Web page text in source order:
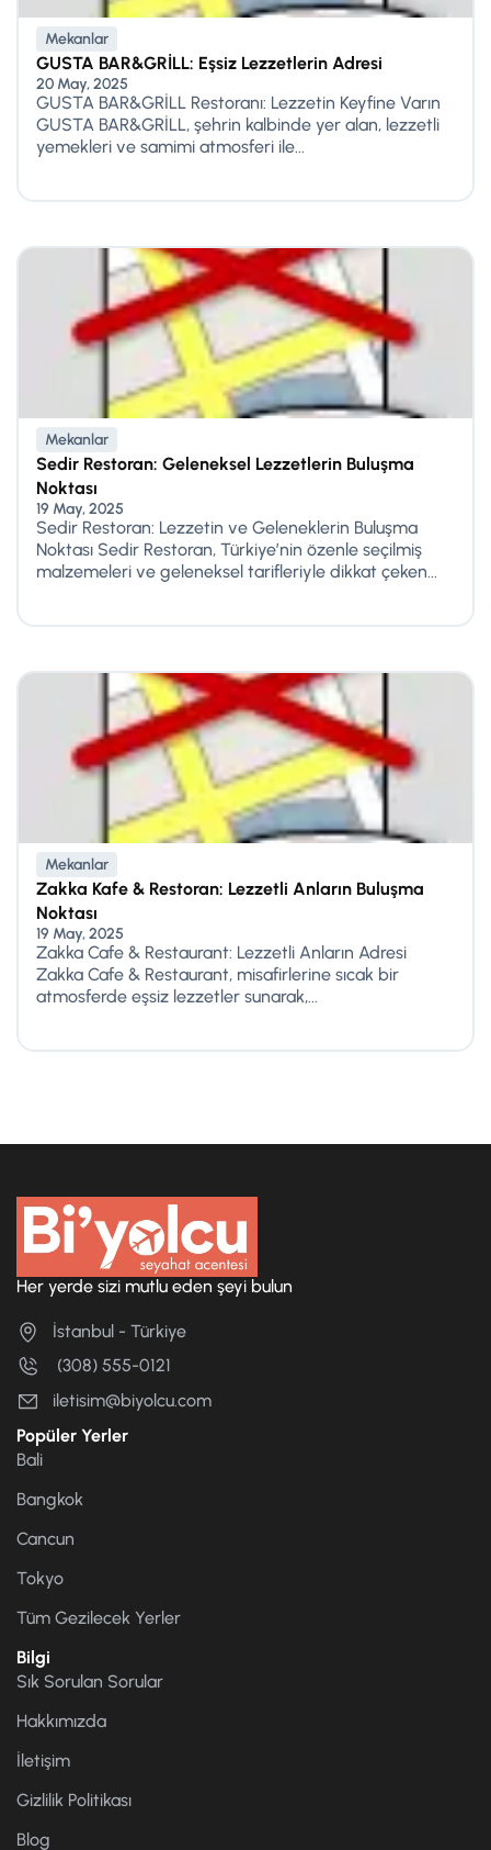
Mekanlar
GUSTA BAR&GRİLL: Eşsiz Lezzetlerin Adresi
20 May, 2025
GUSTA BAR&GRİLL Restoranı: Lezzetin Keyfine Varın
GUSTA BAR&GRİLL, şehrin kalbinde yer alan, lezzetli
yemekleri ve samimi atmosferi ile...
Mekanlar
Sedir Restoran: Geleneksel Lezzetlerin Buluşma
Noktası
19 May, 2025
Sedir Restoran: Lezzetin ve Geleneklerin Buluşma
Noktası Sedir Restoran, Türkiye’nin özenle seçilmiş
malzemeleri ve geleneksel tarifleriyle dikkat çeken...
Mekanlar
Zakka Kafe & Restoran: Lezzetli Anların Buluşma
Noktası
19 May, 2025
Zakka Cafe & Restaurant: Lezzetli Anların Adresi
Zakka Cafe & Restaurant, misafirlerine sıcak bir
atmosferde eşsiz lezzetler sunarak,...
Her yerde sizi mutlu eden şeyi bulun
İstanbul - Türkiye
(308) 555-0121
iletisim@biyolcu.com
Popüler Yerler
Bali
Bangkok
Cancun
Tokyo
Tüm Gezilecek Yerler
Bilgi
Sık Sorulan Sorular
Hakkımızda
İletişim
Gizlilik Politikası
Blog